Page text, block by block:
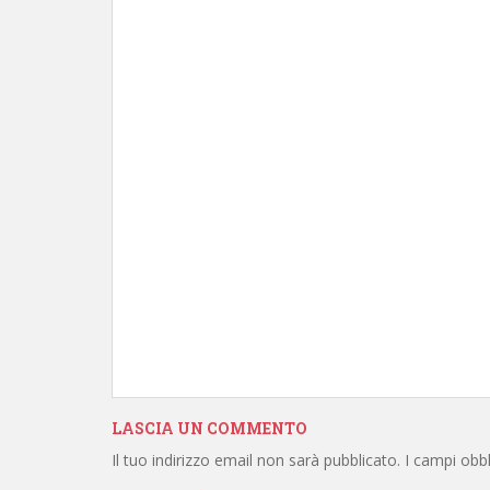
LASCIA UN COMMENTO
Il tuo indirizzo email non sarà pubblicato. I campi